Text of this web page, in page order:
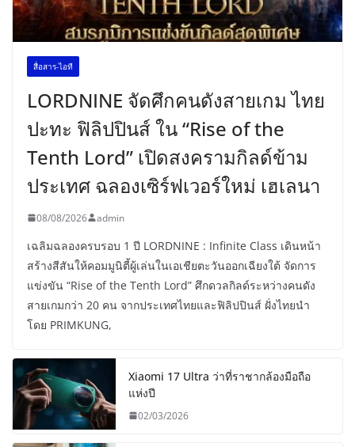
สื่อสาร-ไอที
LORDNINE จัดศึกคนดังสายเกม ไทย
ปะทะ ฟิลิปปินส์ ใน “Rise of the
Tenth Lord” เปิดสงครามกิลด์ข้าม
ประเทศ ฉลองเซิร์ฟเวอร์ใหม่ เฮเลนา
08/08/2026 admin
เฉลิมฉลองครบรอบ 1 ปี LORDNINE : Infinite Class เดินหน้า
สร้างสีสันให้คอมมูนิตี้ผู้เล่นในเอเชียตะวันออกเฉียงใต้ จัดการ
แข่งขัน “Rise of the Tenth Lord” ศึกดวลกิลด์ระหว่างคนดัง
สายเกมกว่า 20 คน จากประเทศไทยและฟิลิปปินส์ ฝั่งไทยนำ
โดย PRIMKUNG,
Xiaomi 17 Ultra ว่าที่ราชากล้องมือถือ
แห่งปี
02/03/2026